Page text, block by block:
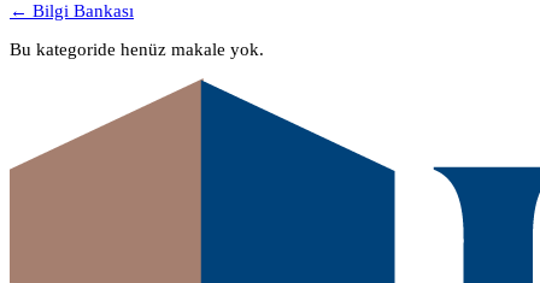
← Bilgi Bankası
Bu kategoride henüz makale yok.